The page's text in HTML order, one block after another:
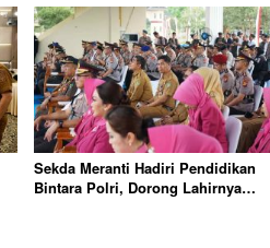
Sekda Meranti Hadiri Pendidikan
Bintara Polri, Dorong Lahirnya